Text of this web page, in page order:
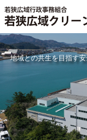
内
容
を
ス
キ
ッ
地域との共生を目指す